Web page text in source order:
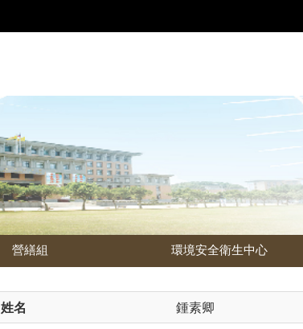
營繕組 環境安全衛生中心
姓名
鍾素卿